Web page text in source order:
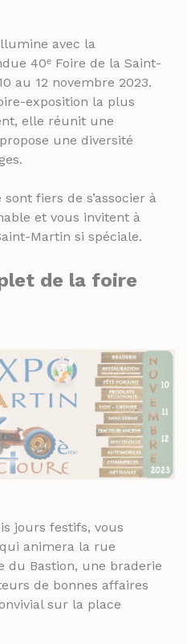
avec la
40ᵉ Foire de la Saint-
au 12 novembre 2023.
exposition la plus
elle réunit une
une diversité
fiers de s’associer à
et vous invitent à
Martin si spéciale.
de la foire
jours festifs, vous
animera la rue
du Bastion, une braderie
de bonnes affaires
sur la place